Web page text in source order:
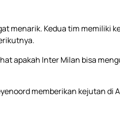
menarik. Kedua tim memiliki
apakah Inter Milan bisa
memberikan kejutan di